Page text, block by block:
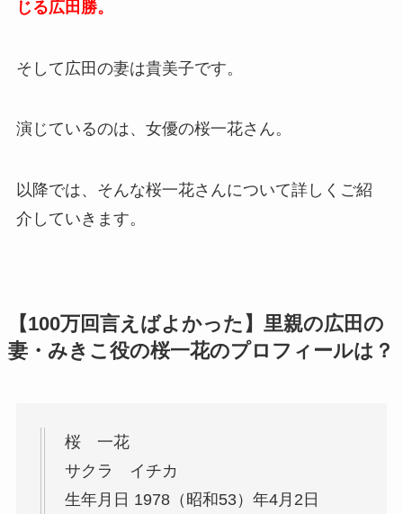
じる広田勝。
そして広田の妻は貴美子です。
演じているのは、女優の桜一花さん。
以降では、そんな桜一花さんについて詳しくご紹
介していきます。
【100万回言えばよかった】里親の広田の
妻・みきこ役の桜一花のプロフィールは？
桜 一花
サクラ イチカ
生年月日 1978（昭和53）年4月2日